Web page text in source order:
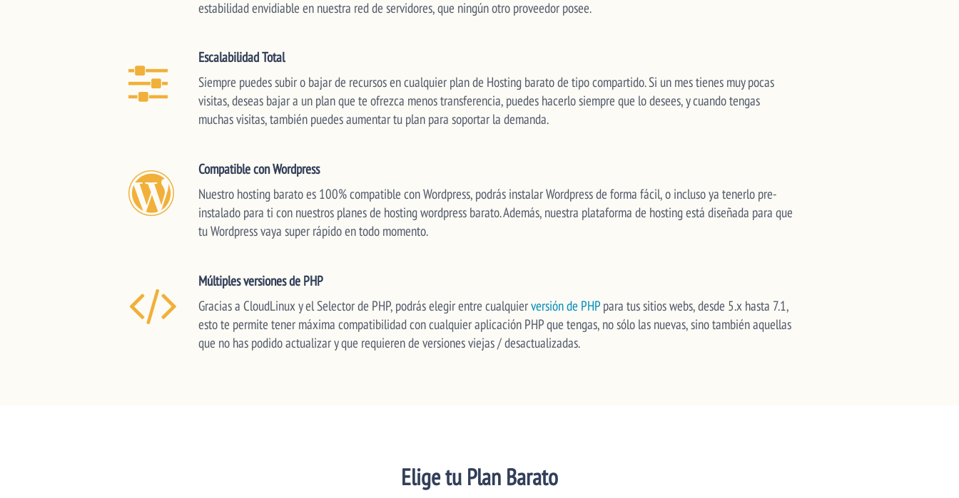
estabilidad envidiable en nuestra red de servidores, que ningún otro proveedor posee.
Escalabilidad Total
Siempre puedes subir o bajar de recursos en cualquier plan de Hosting barato de tipo compartido. Si un mes tienes muy pocas
visitas, deseas bajar a un plan que te ofrezca menos transferencia, puedes hacerlo siempre que lo desees, y cuando tengas
muchas visitas, también puedes aumentar tu plan para soportar la demanda.
Compatible con Wordpress
Nuestro hosting barato es 100% compatible con Wordpress, podrás instalar Wordpress de forma fácil, o incluso ya tenerlo pre-
instalado para ti con nuestros planes de hosting wordpress barato. Además, nuestra plataforma de hosting está diseñada para que
tu Wordpress vaya super rápido en todo momento.
Múltiples versiones de PHP
Gracias a CloudLinux y el Selector de PHP, podrás elegir entre cualquierversión de PHP para tus sitios webs, desde 5.x hasta 7.1,
esto te permite tener máxima compatibilidad con cualquier aplicación PHP que tengas, no sólo las nuevas, sino también aquellas
que no has podido actualizar y que requieren de versiones viejas / desactualizadas.
Elige tu Plan Barato